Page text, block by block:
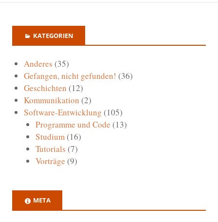
KATEGORIEN
Anderes (35)
Gefangen, nicht gefunden! (36)
Geschichten (12)
Kommunikation (2)
Software-Entwicklung (105)
Programme und Code (13)
Studium(16)
Tutorials (7)
Vorträge (9)
META